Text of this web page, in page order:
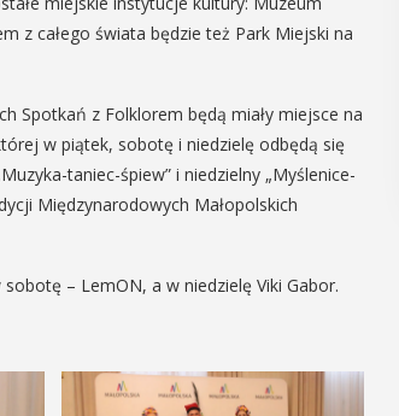
z całego świata będzie też Park Miejski na
Spotkań z Folklorem będą miały miejsce na
w piątek, sobotę i niedzielę odbędą się
taniec-śpiew” i niedzielny „Myślenice-
Międzynarodowych Małopolskich
– LemON, a w niedzielę Viki Gabor.